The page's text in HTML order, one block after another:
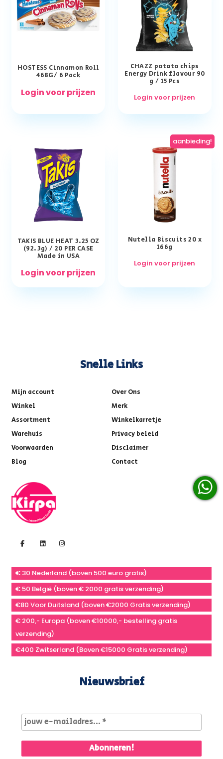
HOSTESS Cinnamon Roll
468G/ 6 Pack
Login voor prijzen
CHAZZ potato chips
Energy Drink flavour 90
g / 15 Pcs
Login voor prijzen
TAKIS BLUE HEAT 3.25 OZ
(92.3g) / 20 PER CASE
Made in USA
Login voor prijzen
aanbieding!
Nutella Biscuits 20 x
166g
Login voor prijzen
Snelle Links
Mijn account
Over Ons
Winkel
Merk
Assortment
Winkelkarretje
Warehuis
Privacy beleid
Voorwaarden
Disclaimer
Blog
Contact
€ 30 Nederland (boven 500 euro gratis)
€ 50 België (boven € 2000 gratis verzending)
€80 Voor Duitsland (boven €2000 Gratis verzending)
€ 200,- Europa (boven €10000,- bestelling gratis
verzending)
€400 Zwitserland (Boven €15000 Gratis verzending)
Nieuwsbrief